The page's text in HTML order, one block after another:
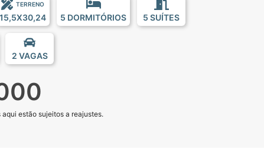
TERRENO
15,5X30,24 5 DORMITÓRIOS 5 SUÍTES
2 VAGAS
estão sujeitos a reajustes.